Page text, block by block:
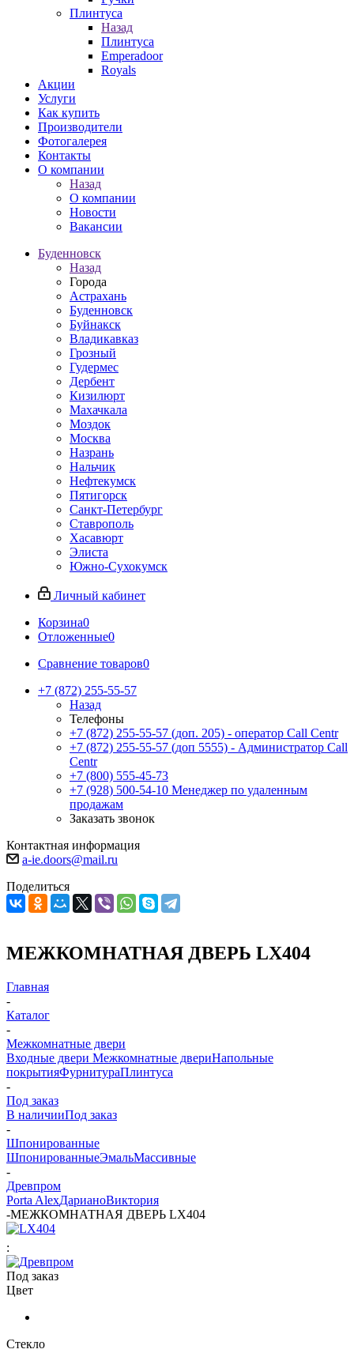
Плинтуса
Назад
Плинтуса
Emperadoor
Royals
Акции
Услуги
Как купить
Производители
Фотогалерея
Контакты
О компании
Назад
О компании
Новости
Вакансии
Буденновск
Назад
Города
Астрахань
Буденновск
Буйнакск
Владикавказ
Грозный
Гудермес
Дербент
Кизилюрт
Махачкала
Моздок
Москва
Назрань
Нальчик
Нефтекумск
Пятигорск
Санкт-Петербург
Ставрополь
Хасавюрт
Элиста
Южно-Сухокумск
Личный кабинет
Корзина0
Отложенные0
Сравнение товаров0
+7 (872) 255-55-57
Назад
Телефоны
+7 (872) 255-55-57 (доп. 205) - оператор Call Centr
+7 (872) 255-55-57 (доп 5555) - Администратор Call
Centr
+7 (800) 555-45-73
+7 (928) 500-54-10 Менеджер по удаленным
продажам
Заказать звонок
Контактная информация
a-ie.doors@mail.ru
Поделиться
МЕЖКОМНАТНАЯ ДВЕРЬ LX404
Главная
-
Каталог
-
Межкомнатные двери
Входные двери Межкомнатные двериНапольные
покрытияФурнитураПлинтуса
-
Под заказ
В наличииПод заказ
-
Шпонированные
ШпонированныеЭмальМассивные
-
Древпром
Porta AlexДарианоВиктория
-МЕЖКОМНАТНАЯ ДВЕРЬ LX404
:
Под заказ
Цвет
Стекло